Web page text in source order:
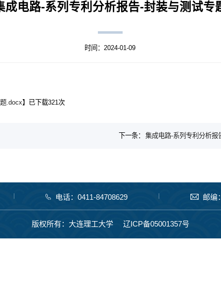
成电路-系列专利分析报告-封装与测试专
时间：2024-01-09
.docx】已下载321 次
下一条： 集成电路-系列专利分析报
电话：0411-84708629 邮编
版权所有：大连理工大学 辽ICP备05001357号